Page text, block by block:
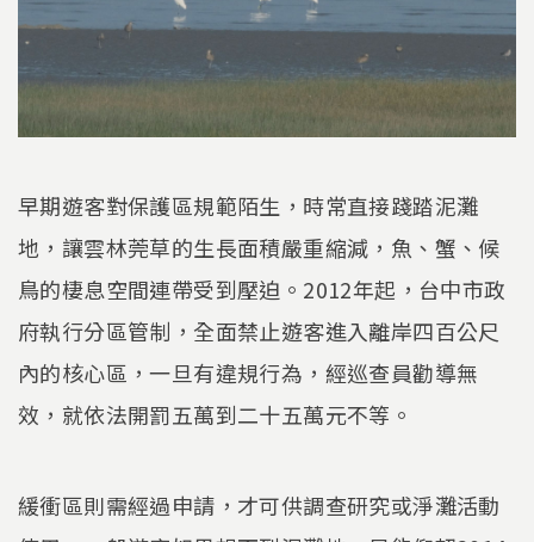
早期遊客對保護區規範陌生，時常直接踐踏泥灘
地，讓雲林莞草的生長面積嚴重縮減，魚、蟹、候
鳥的棲息空間連帶受到壓迫。2012年起，台中市政
府執行分區管制，全面禁止遊客進入離岸四百公尺
內的核心區，一旦有違規行為，經巡查員勸導無
效，就依法開罰五萬到二十五萬元不等。
緩衝區則需經過申請，才可供調查研究或淨灘活動